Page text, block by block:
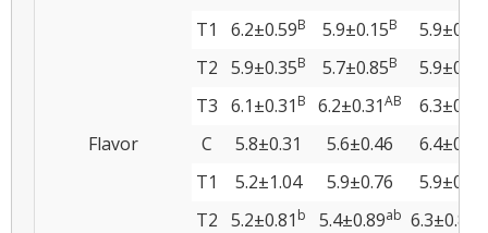
T1
6.2±0.59B 5.9±0.15B
5.9±0.66
T2 5.9±0.35B 5.7±0.85B
5.9±0.57
T3 6.1±0.31 B 6.2±0.31AB
6.3±0.35
Flavor
C 5.8±0.31 5.6±0.46
6.4±0.75
T1
5.2±1.04 5.9±0.76
5.9±0.35
T2 5.2±0.81 b 5.4±0.89ab 6.3±0.85